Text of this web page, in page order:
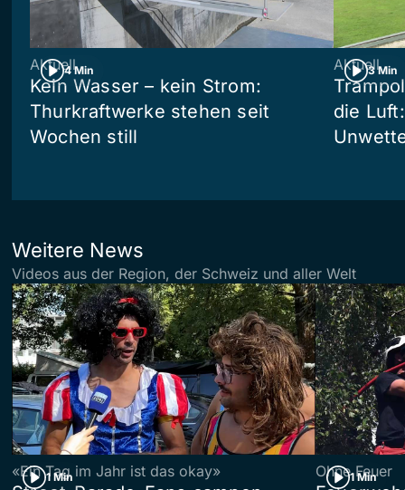
4 Min
Aktuell
Kein Wasser – kein Strom:
Thurkraftwerke stehen seit
Wochen still
3 Min
Aktuell
die
Weitere News
Videos aus der Region, der Schweiz und aller Welt
1 Min
«Ein Tag im Jahr ist das okay» 1 Min
Ohne Feuer